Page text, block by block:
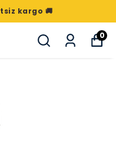
kargo 🚚
0